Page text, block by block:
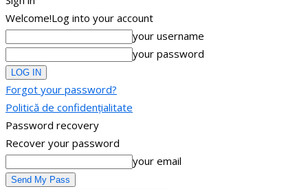
Welcome!Log into your account
your username
your password
Forgot your password?
Politică de confidențialitate
Password recovery
Recover your password
your email